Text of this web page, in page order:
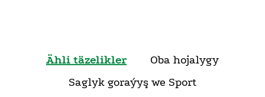
Ähli täzelikler
Oba hojalygy
Saglyk goraýyş we Sport